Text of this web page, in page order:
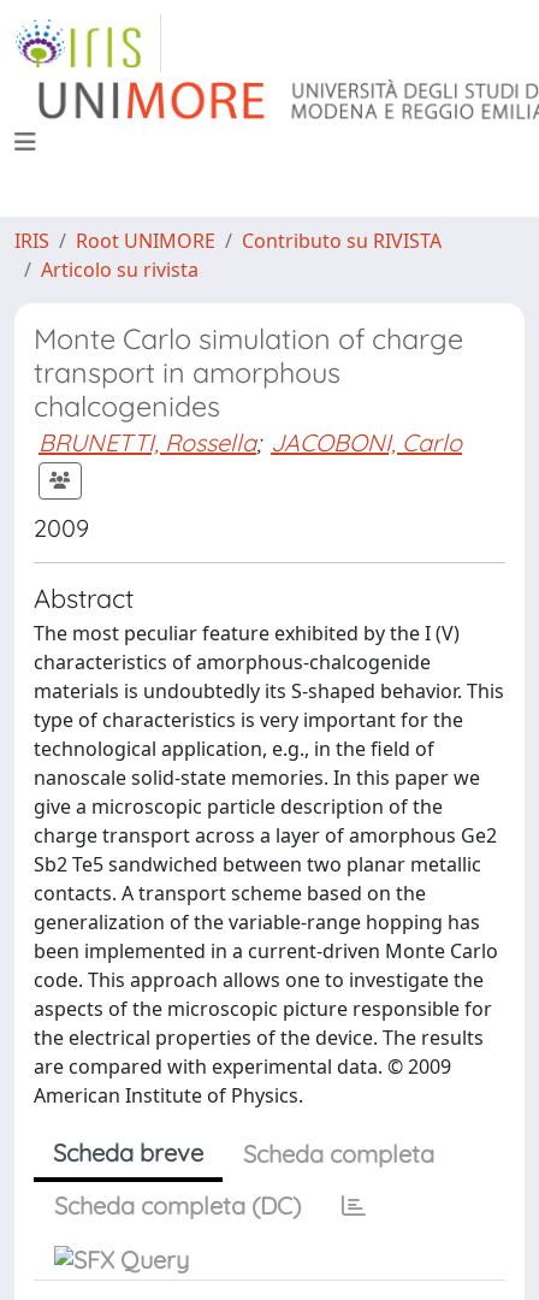
IRIS Root UNIMORE
Contributo su RIVISTA
Articolo su rivista
Monte Carlo simulation of charge
transport in amorphous
chalcogenides
BRUNETTI, Rossella; JACOBONI, Carlo
2009
Abstract
The most peculiar feature exhibited by the I (V)
characteristics of amorphous-chalcogenide
materials is undoubtedly its S-shaped behavior. This
type of characteristics is very important for the
technological application, e.g., in the field of
nanoscale solid-state memories. In this paper we
give a microscopic particle description of the
charge transport across a layer of amorphous Ge2
Sb2 Te5 sandwiched between two planar metallic
contacts. A transport scheme based on the
generalization of the variable-range hopping has
been implemented in a current-driven Monte Carlo
code. This approach allows one to investigate the
aspects of the microscopic picture responsible for
the electrical properties of the device. The results
are compared with experimental data. © 2009
American Institute of Physics.
Scheda breve
Scheda completa
Scheda completa (DC)